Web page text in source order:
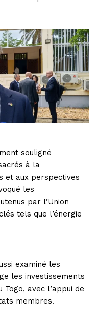
souligné
à la
et aux perspectives
les
par l’Union
tels que l’énergie
examiné les
les investissements
avec l’appui de
membres.